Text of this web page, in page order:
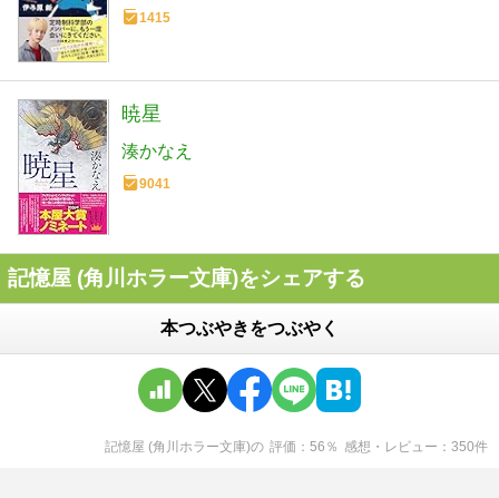
1415
暁星
湊かなえ
9041
記憶屋 (角川ホラー文庫)をシェアする
本つぶやきをつぶやく
記憶屋 (角川ホラー文庫)の 評価 56 ％ 感想・レビュー 350件